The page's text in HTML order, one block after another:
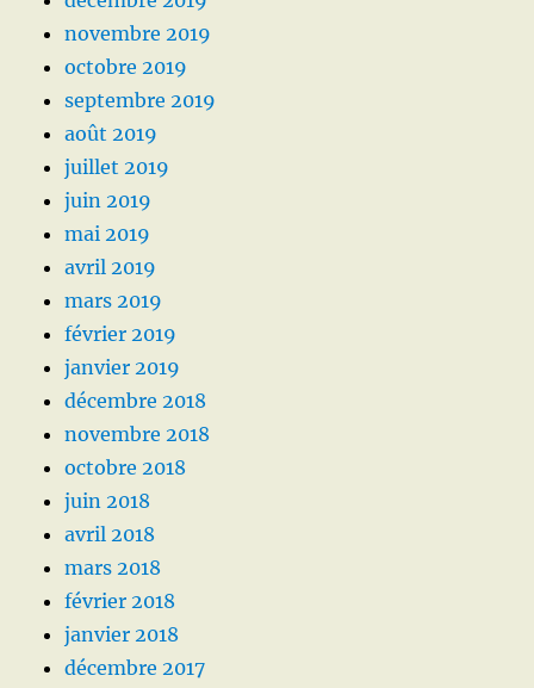
novembre 2019
octobre 2019
septembre 2019
août 2019
juillet 2019
juin 2019
mai 2019
avril 2019
mars 2019
février 2019
janvier 2019
décembre 2018
novembre 2018
octobre 2018
juin 2018
avril 2018
mars 2018
février 2018
janvier 2018
décembre 2017